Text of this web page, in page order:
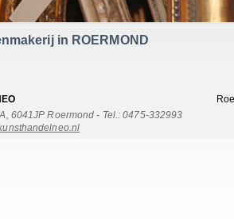
in ROERMOND
6041JP Roermond - Tel.: 0475-332993